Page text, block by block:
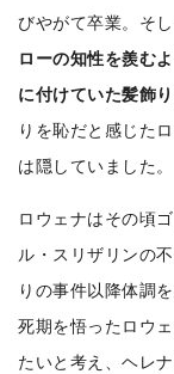
びやがて卒業。そ
ローの知性を羨む
に付けていた髪飾
りを恥だと感じた
は隠していました。
ロウェナはその頃
ル・スリザリンの
りの事件以降体調
死期を悟ったロウ
たいと考え、ヘレ